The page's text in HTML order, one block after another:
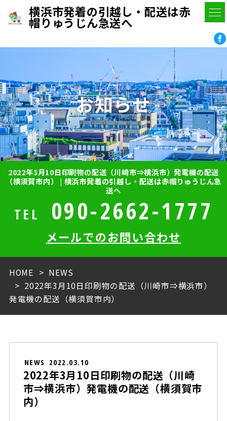
横浜市発着の引越し・配送は赤
帽りゅうじん急送へ
お知らせ
2022年3月10日印刷物の配送（川崎市⇒横浜市）発電機の配送
（横須賀市内） | 横浜市発着の引越し・配送は赤帽りゅうじん急
送へ
TEL 090-2662-1777
メールでのお問い合わせ
HOME
NEWS
2022年3月10日印刷物の配送（川崎市⇒横浜市）
発電機の配送（横須賀市内）
NEWS 2022.03.10
2022年3月10日印刷物の配送（川崎
市⇒横浜市）発電機の配送（横須賀市
内）